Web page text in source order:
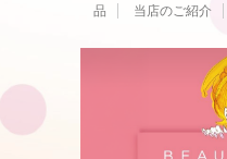
品
当店のご紹介